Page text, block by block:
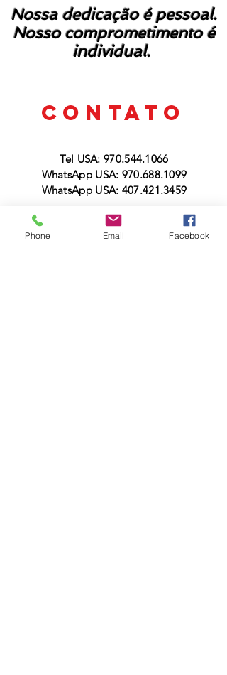
Nossa dedicação é pessoal.
Nosso comprometimento é
individual.
CONTATO
Tel USA:970.544.1066
WhatsApp USA: 970.688.1099
WhatsApp USA: 407.421.3459
Tel BR (SP): 11.3042.2810
WhatsApp BR:16.98141.2474
Phone Email Facebook